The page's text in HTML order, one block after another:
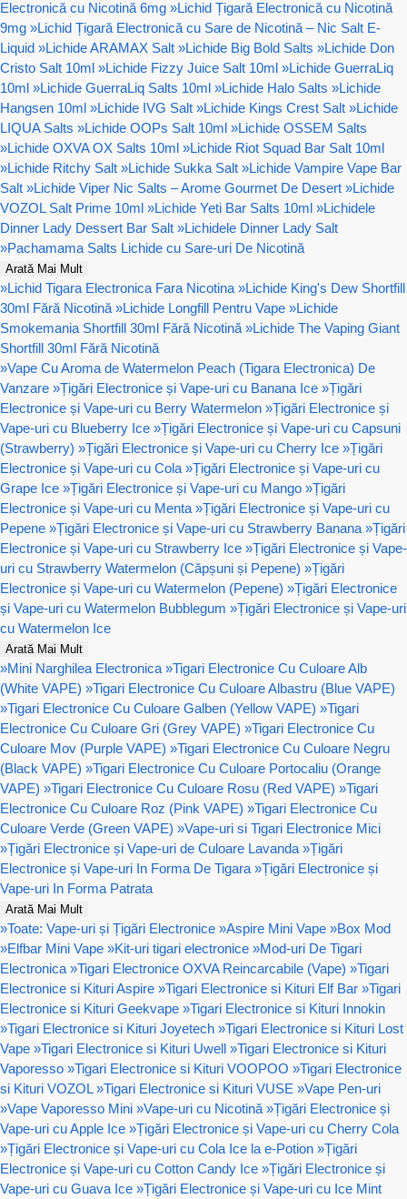
Electronică cu Nicotină 6mg »Lichid Țigară Electronică cu Nicotină
9mg »Lichid Țigară Electronică cu Sare de Nicotină – Nic Salt E-
Liquid »Lichide ARAMAX Salt »Lichide Big Bold Salts »Lichide Don
Cristo Salt 10ml »Lichide Fizzy Juice Salt 10ml »Lichide GuerraLiq
10ml »Lichide GuerraLiq Salts 10ml »Lichide Halo Salts »Lichide
Hangsen 10ml »Lichide IVG Salt »Lichide Kings Crest Salt »Lichide
LIQUA Salts »Lichide OOPs Salt 10ml »Lichide OSSEM Salts
»Lichide OXVA OX Salts 10ml »Lichide Riot Squad Bar Salt 10ml
»Lichide Ritchy Salt »Lichide Sukka Salt »Lichide Vampire Vape Bar
Salt »Lichide Viper Nic Salts – Arome Gourmet De Desert »Lichide
VOZOL Salt Prime 10ml »Lichide Yeti Bar Salts 10ml »Lichidele
Dinner Lady Dessert Bar Salt »Lichidele Dinner Lady Salt
»Pachamama Salts Lichide cu Sare-uri De Nicotină
Arată Mai Mult
»Lichid Tigara Electronica Fara Nicotina »Lichide King's Dew Shortfill
30ml Fără Nicotină »Lichide Longfill Pentru Vape »Lichide
Smokemania Shortfill 30ml Fără Nicotină »Lichide The Vaping Giant
Shortfill 30ml Fără Nicotină
»Vape Cu Aroma de Watermelon Peach (Tigara Electronica) De
Vanzare »Țigări Electronice și Vape-uri cu Banana Ice »Țigări
Electronice și Vape-uri cu Berry Watermelon »Țigări Electronice și
Vape-uri cu Blueberry Ice »Țigări Electronice și Vape-uri cu Capsuni
(Strawberry) »Țigări Electronice și Vape-uri cu Cherry Ice »Țigări
Electronice și Vape-uri cu Cola »Țigări Electronice și Vape-uri cu
Grape Ice »Țigări Electronice și Vape-uri cu Mango »Țigări
Electronice și Vape-uri cu Menta »Țigări Electronice și Vape-uri cu
Pepene »Țigări Electronice și Vape-uri cu Strawberry Banana »Țigări
Electronice și Vape-uri cu Strawberry Ice »Țigări Electronice și Vape-
uri cu Strawberry Watermelon (Căpșuni și Pepene) »Țigări
Electronice și Vape-uri cu Watermelon (Pepene) »Țigări Electronice
și Vape-uri cu Watermelon Bubblegum »Țigări Electronice și Vape-uri
cu Watermelon Ice
Arată Mai Mult
»Mini Narghilea Electronica »Tigari Electronice Cu Culoare Alb
(White VAPE) »Tigari Electronice Cu Culoare Albastru (Blue VAPE)
»Tigari Electronice Cu Culoare Galben (Yellow VAPE) »Tigari
Electronice Cu Culoare Gri (Grey VAPE) »Tigari Electronice Cu
Culoare Mov (Purple VAPE) »Tigari Electronice Cu Culoare Negru
(Black VAPE) »Tigari Electronice Cu Culoare Portocaliu (Orange
VAPE) »Tigari Electronice Cu Culoare Rosu (Red VAPE) »Tigari
Electronice Cu Culoare Roz (Pink VAPE) »Tigari Electronice Cu
Culoare Verde (Green VAPE) »Vape-uri si Tigari Electronice Mici
»Țigări Electronice și Vape-uri de Culoare Lavanda »Țigări
Electronice și Vape-uri In Forma De Tigara »Țigări Electronice și
Vape-uri In Forma Patrata
Arată Mai Mult
»Toate: Vape-uri și Țigări Electronice »Aspire Mini Vape »Box Mod
»Elfbar Mini Vape »Kit-uri tigari electronice »Mod-uri De Tigari
Electronica »Tigari Electronice OXVA Reincarcabile (Vape) »Tigari
Electronice si Kituri Aspire »Tigari Electronice si Kituri Elf Bar »Tigari
Electronice si Kituri Geekvape »Tigari Electronice si Kituri Innokin
»Tigari Electronice si Kituri Joyetech »Tigari Electronice si Kituri Lost
Vape »Tigari Electronice si Kituri Uwell »Tigari Electronice si Kituri
Vaporesso »Tigari Electronice si Kituri VOOPOO »Tigari Electronice
si Kituri VOZOL »Tigari Electronice si Kituri VUSE »Vape Pen-uri
»Vape Vaporesso Mini »Vape-uri cu Nicotină »Țigări Electronice și
Vape-uri cu Apple Ice »Țigări Electronice și Vape-uri cu Cherry Cola
»Țigări Electronice și Vape-uri cu Cola Ice la e-Potion »Țigări
Electronice și Vape-uri cu Cotton Candy Ice »Țigări Electronice și
Vape-uri cu Guava Ice »Țigări Electronice și Vape-uri cu Ice Mint